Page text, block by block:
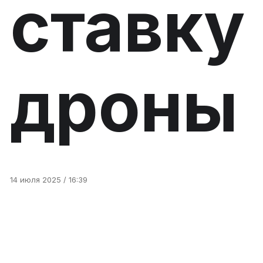
дроны
14 июля 2025 / 16:39